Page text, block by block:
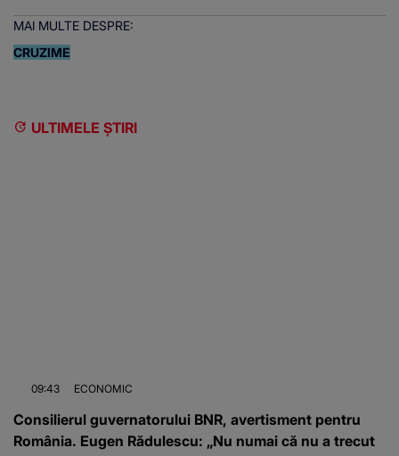
MAI MULTE DESPRE:
CRUZIME
ULTIMELE ȘTIRI
09:43 ECONOMIC
Consilierul guvernatorului BNR, avertisment pentru
România. Eugen Rădulescu: „Nu numai că nu a trecut